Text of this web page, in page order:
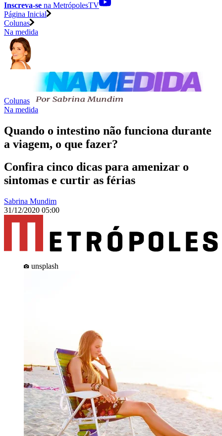
Inscreva-se na MetrópolesTV
Página Inicial
Colunas
Na medida
Colunas
Na medida
Quando o intestino não funciona durante
a viagem, o que fazer?
Confira cinco dicas para amenizar o
sintomas e curtir as férias
Sabrina Mundim
31/12/2020 05:00
unsplash